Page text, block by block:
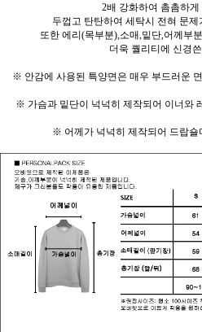
2배 강화하여 촘촘하게
두껍고 탄탄하여 세탁시 전혀 문
또한 에리(목부분),소매,밑단,어께부
더욱 퀄리티에 신경
※ 안감에 사용된 특양면은 매우 부드러운
※ 가슴과 밑단이 넉넉히 제작되어 이너와
※ 어께가 넉넉히 제작되어 드랍숄